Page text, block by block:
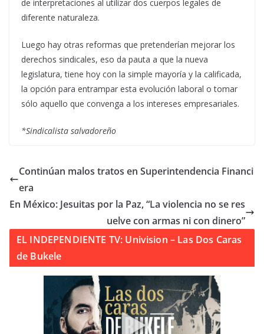
de interpretaciones al utilizar dos cuerpos legales de
diferente naturaleza.
Luego hay otras reformas que pretenderían mejorar los
derechos sindicales, eso da pauta a que la nueva
legislatura, tiene hoy con la simple mayoría y la calificada,
la opción para entrampar esta evolución laboral o tomar
sólo aquello que convenga a los intereses empresariales.
*Sindicalista salvadoreño
Continúan malos tratos en Superintendencia Financi
era
En México: Jesuitas por la Paz, “La violencia no se res
uelve con armas ni con dinero”
EL INDEPENDIENTE TV: Univision – Las Dos Caras
de Bukele